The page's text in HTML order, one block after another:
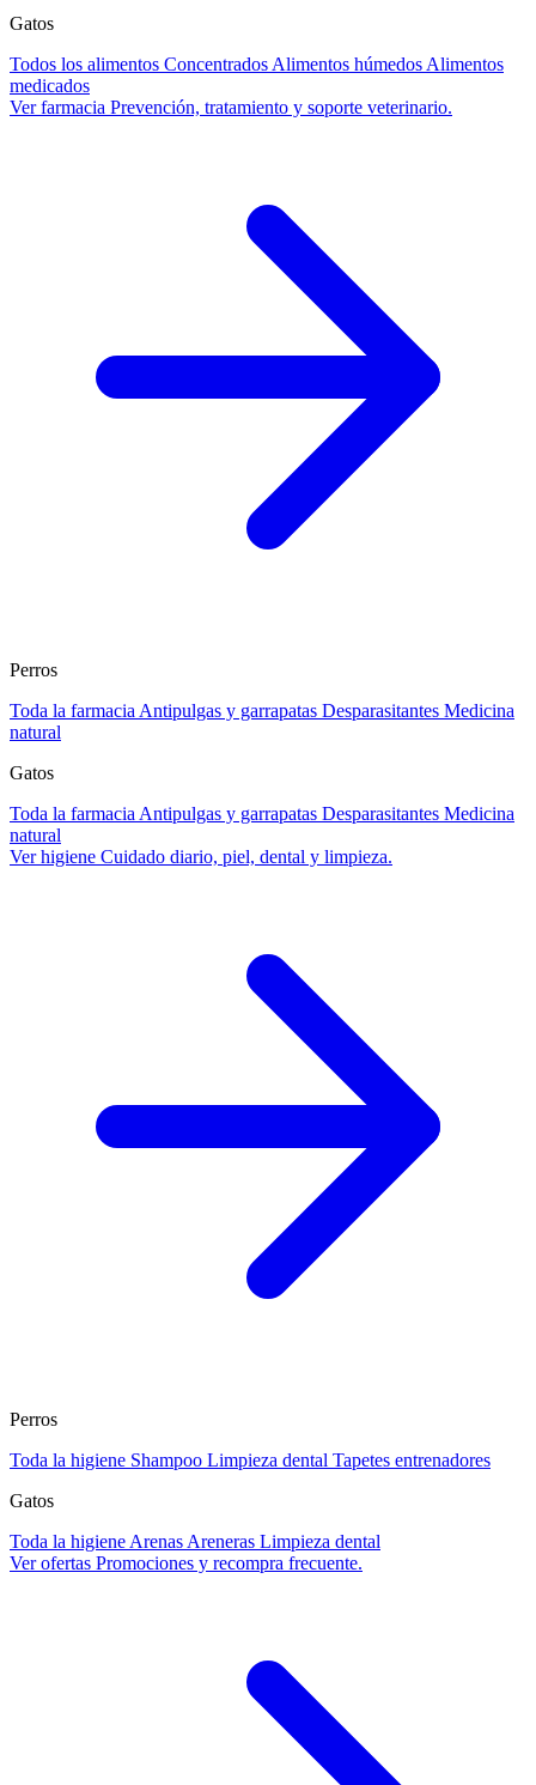
Gatos
Todos los alimentos Concentrados Alimentos húmedos Alimentos
medicados
Ver farmacia Prevención, tratamiento y soporte veterinario.
Perros
Toda la farmacia Antipulgas y garrapatas Desparasitantes Medicina
natural
Gatos
Toda la farmacia Antipulgas y garrapatas Desparasitantes Medicina
natural
Ver higiene Cuidado diario, piel, dental y limpieza.
Perros
Toda la higiene Shampoo Limpieza dental Tapetes entrenadores
Gatos
Toda la higiene Arenas Areneras Limpieza dental
Ver ofertas Promociones y recompra frecuente.